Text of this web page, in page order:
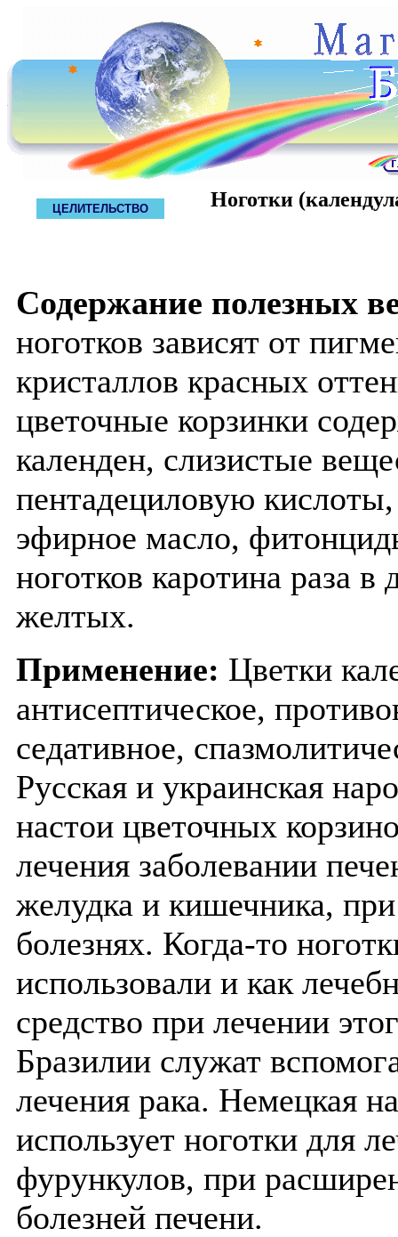
ЦЕЛИТЕЛЬСТВО Ноготки
Содержание полезных
ноготков зависят от
кристаллов красных
цветочные корзинки
календен, слизистые
пентадециловую
эфирное масло,
ноготков каротина раза
желтых.
Применение: Цветки
антисептическое,
седативное,
Русская и украинская
настои цветочных
лечения заболевании
желудка и кишечника,
болезнях. Когда-то
использовали и как
средство при лечении
Бразилии служат
лечения рака. Немецкая
использует ноготки для
фурункулов, при
болезней печени.